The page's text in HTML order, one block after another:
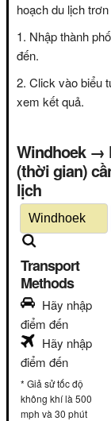
hoạch du lịch trơn
Nhập thành
đến.
Click vào biểu
xem kết quả.
Windhoek → Khoảng cách
(thời gian)
lịch
Transport
Methods
Hãy nhập
điểm đến
Hãy nhập
điểm đến
* Giả sử tốc độ
không khí là 500
mph và 30 phút